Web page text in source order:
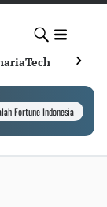
Tech
Fortune Indonesia